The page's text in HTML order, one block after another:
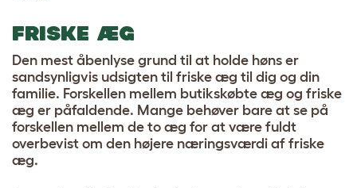
FRISKE ÆG
Den mest åbenlyse grund til at holde høns er
sandsynligvis udsigten til friske æg til dig og din
familie. Forskellen mellem butikskøbte æg og friske
æg er påfaldende. Mange behøver bare at se på
forskellen mellem de to æg for at være fuldt
overbevist om den højere næringsværdi af friske
æg.